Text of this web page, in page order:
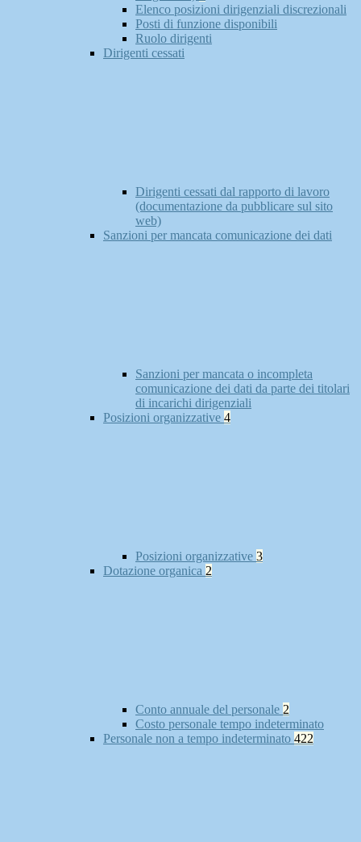
Elenco posizioni dirigenziali discrezionali
Posti di funzione disponibili
Ruolo dirigenti
Dirigenti cessati
Dirigenti cessati dal rapporto di lavoro
(documentazione da pubblicare sul sito
web)
Sanzioni per mancata comunicazione dei dati
Sanzioni per mancata o incompleta
comunicazione dei dati da parte dei titolari
di incarichi dirigenziali
Posizioni organizzative 4
Posizioni organizzative 3
Dotazione organica 2
Conto annuale del personale 2
Costo personale tempo indeterminato
Personale non a tempo indeterminato 422